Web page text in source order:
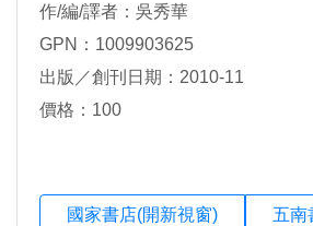
作/編/譯者：吳秀華
GPN：1009903625
出版／創刊日期：2010-11
價格：100
國家書店(開新視窗) 五南